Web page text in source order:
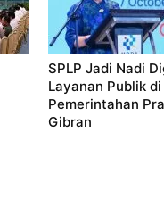
SPLP Jadi Nadi
Layanan Publik di
Pemerintahan
Gibran